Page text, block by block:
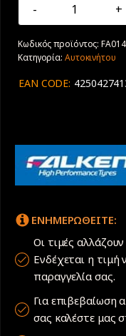
275/35R19
Falken
Azenis
ποσότητα
Κωδικός προϊόντος:
Κατηγορία: Αυτοκινήτου
EAN CODE:
ΕΝΗΜΕΡΩΘΕΙΤΕ:
Οι τιμές
Ενδέχεται η τιμή
παραγγελία σας.
Για επιβεβαίωση
σας καλέστε μας